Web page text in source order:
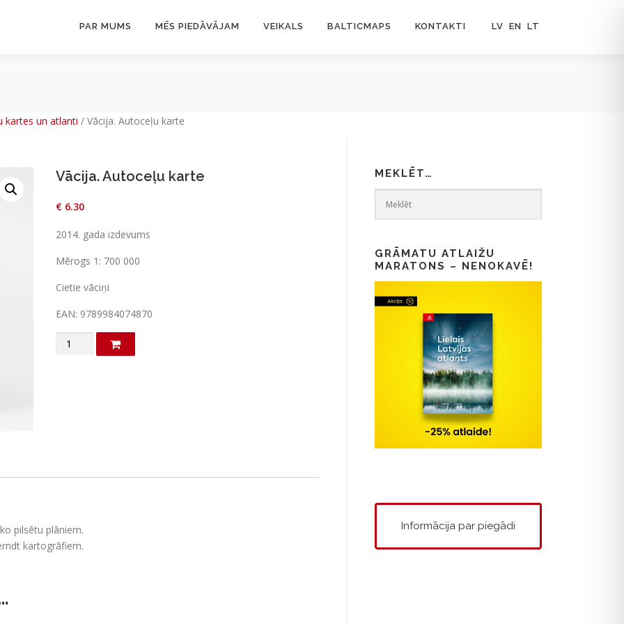
PAR MUMS MĒS PIEDĀVĀJAM VEIKALS BALTICMAPS KONTAKTI LV EN LT
kartes un atlanti / Vācija. Autoceļu karte
Vācija. Autoceļu karte
€6.30
2014. gada izdevums
Mērogs 1: 700 000
Cietie vāciņi
EAN: 9789984074870
Vācija.
pilsētu plāniem.
kartogrāfiem.
MEKLĒT…
GRĀMATU ATLAIŽU
MARATONS – NENOKAVĒ!
Informācija par piegādi